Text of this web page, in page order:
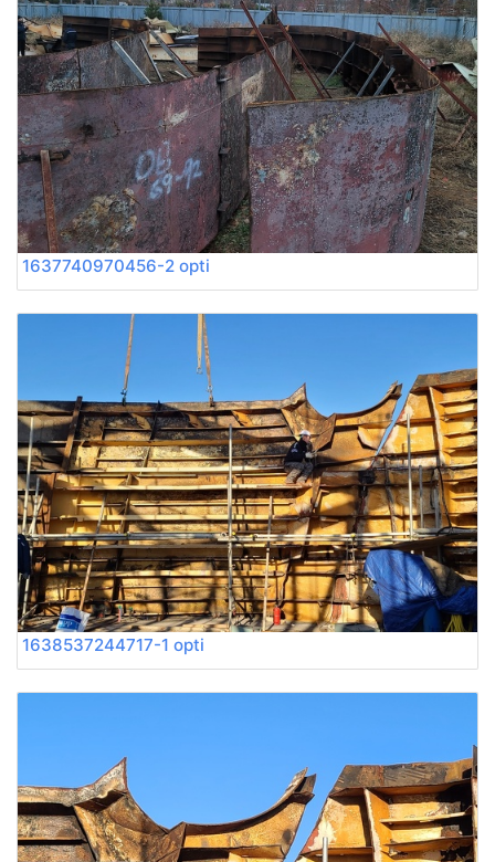
1637740970456-2 opti
1638537244717-1 opti